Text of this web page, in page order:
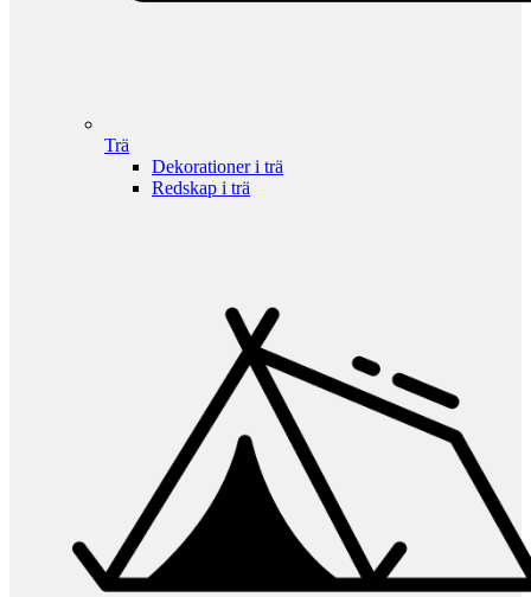
Trä
Dekorationer i trä
Redskap i trä